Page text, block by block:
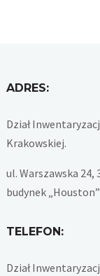
ADRES:
Dział
Krakowskiej.
ul. Warszawska 24,
budynek
TELEFON:
Dział